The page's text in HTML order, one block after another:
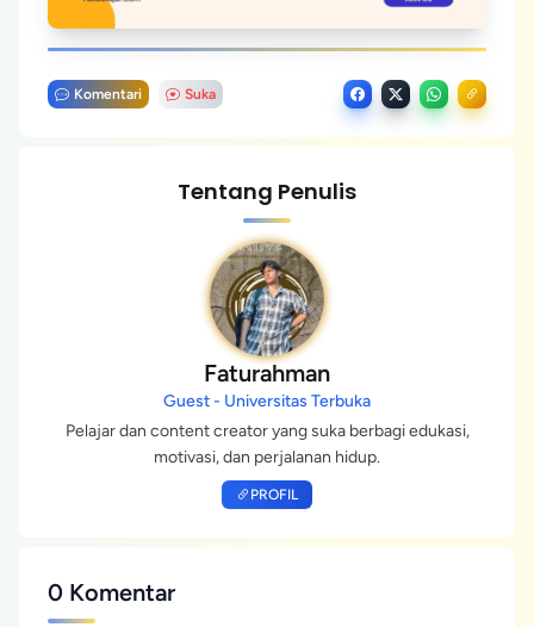
Komentari Suka
Tentang Penulis
Faturahman
Guest - Universitas Terbuka
Pelajar dan content creator yang suka berbagi edukasi,
motivasi, dan perjalanan hidup.
PROFIL
0 Komentar